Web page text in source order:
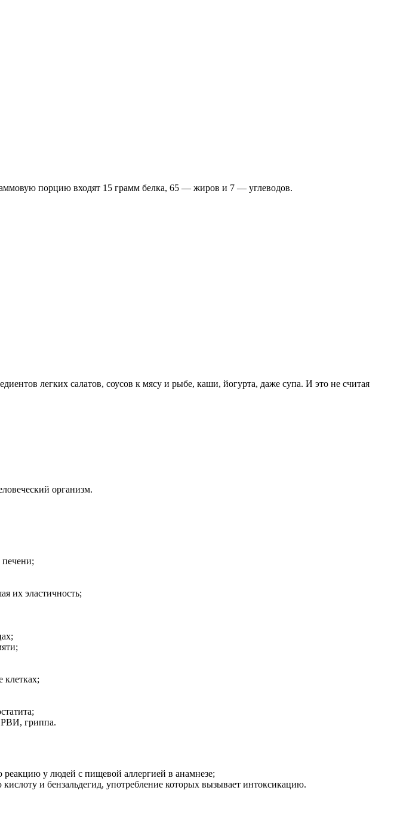
порцию входят 15 грамм белка, 65 — жиров и 7 — углеводов.
легких салатов, соусов к мясу и рыбе, каши, йогурта, даже супа. И это не считая
организм.
печени;
их эластичность;
клетках;
гриппа.
у людей с пищевой аллергией в анамнезе;
и бензальдегид, употребление которых вызывает интоксикацию.